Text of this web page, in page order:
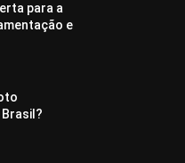
para a
e